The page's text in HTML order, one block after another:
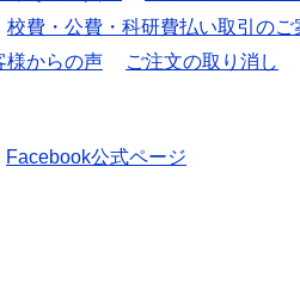
校費・公費・科研費払い取引のご
様からの声 ご注文の取り消し
Facebook公式ページ